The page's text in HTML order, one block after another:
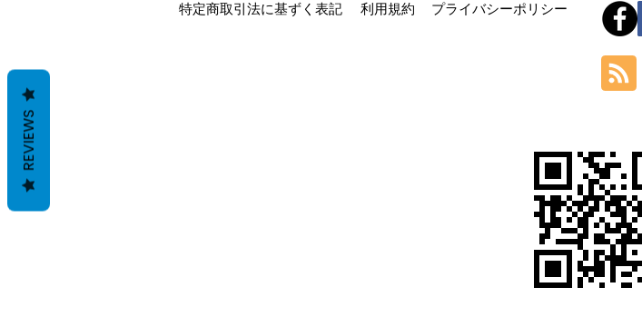
特定商取引法に基ずく表記 利用規約 プライバシーポリシー
REVIEWS